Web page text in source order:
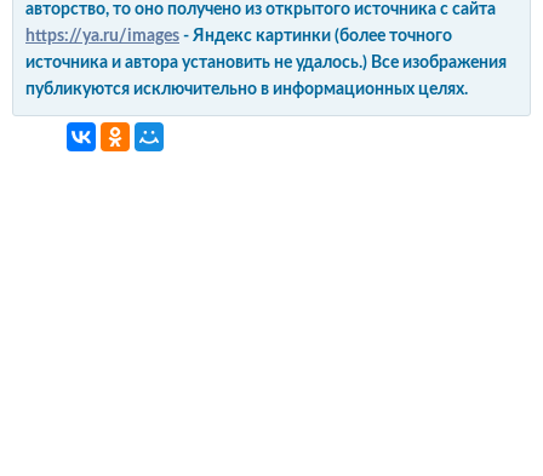
авторство, то оно получено из открытого источника с сайта
https://ya.ru/images - Яндекс картинки (более точного
источника и автора установить не удалось.) Все изображения
публикуются исключительно в информационных целях.